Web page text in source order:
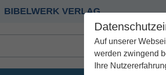
Auf unserer
werden zwingend
Ihre
BIBELWERK VERLAG